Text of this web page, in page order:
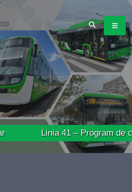
Linia 41 – Program de circulație